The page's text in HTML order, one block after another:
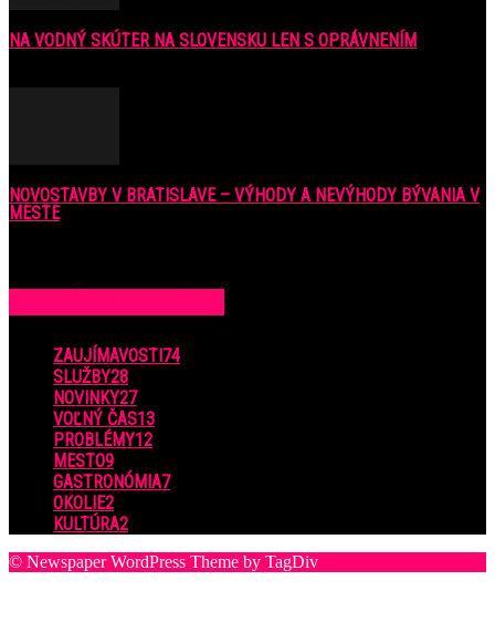
NA VODNÝ SKÚTER NA SLOVENSKU LEN S OPRÁVNENÍM
NOVOSTAVBY V BRATISLAVE – VÝHODY A NEVÝHODY BÝVANIA V
MESTE
ZAUJÍMAVOSTI74
SLUŽBY28
NOVINKY27
VOĽNÝ ČAS13
PROBLÉMY12
MESTO9
GASTRONÓMIA7
OKOLIE2
KULTÚRA2
© Newspaper WordPress Theme by TagDiv